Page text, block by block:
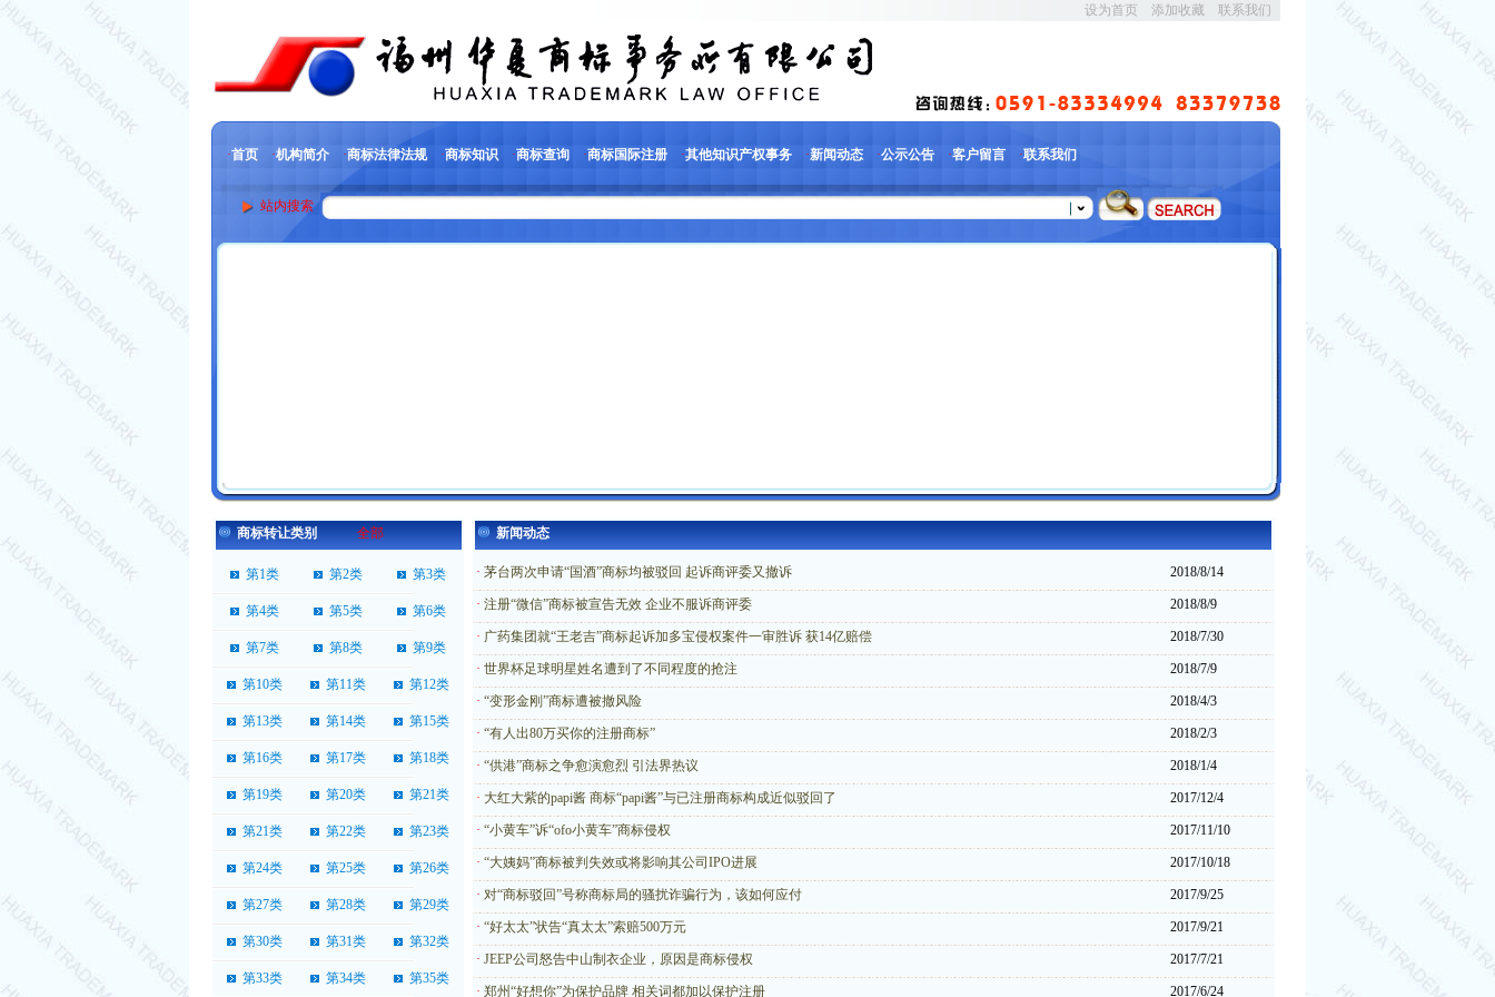
设为首页 添加收藏 联系我们
·首页 ·机构简介 ·商标法律法规 ·商标知识 ·商标查询 ·商标国际注册 ·其他知识产权事务 ·新闻动态 ·公示公告 ·客户留言 ·联系我们
站内搜索
商标转让类别 全部
第1类 第2类 第3类
第4类 第5类 第6类
第7类 第8类 第9类
第10类 第11类 第12类
第13类 第14类 第15类
第16类 第17类 第18类
第19类 第20类 第21类
第21类 第22类 第23类
第24类 第25类 第26类
第27类 第28类 第29类
第30类 第31类 第32类
第33类 第34类 第35类
新闻动态
· 茅台两次申请“国酒”商标均被驳回 起诉商评委又撤诉 2018/8/14
· 注册“微信”商标被宣告无效 企业不服诉商评委 2018/8/9
· 广药集团就“王老吉”商标起诉加多宝侵权案件一审胜诉 获14亿赔偿 2018/7/30
· 世界杯足球明星姓名遭到了不同程度的抢注 2018/7/9
· “变形金刚”商标遭被撤风险 2018/4/3
· “有人出80万买你的注册商标” 2018/2/3
· “供港”商标之争愈演愈烈 引法界热议 2018/1/4
· 大红大紫的papi酱 商标“papi酱”与已注册商标构成近似驳回了 2017/12/4
· “小黄车”诉“ofo小黄车”商标侵权 2017/11/10
· “大姨妈”商标被判失效或将影响其公司IPO进展 2017/10/18
· 对“商标驳回”号称商标局的骚扰诈骗行为，该如何应付 2017/9/25
· “好太太”状告“真太太”索赔500万元 2017/9/21
· JEEP公司怒告中山制衣企业，原因是商标侵权 2017/7/21
· 郑州“好想你”为保护品牌 相关词都加以保护注册 2017/6/24